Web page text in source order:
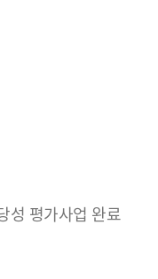
성 평가사업 완료